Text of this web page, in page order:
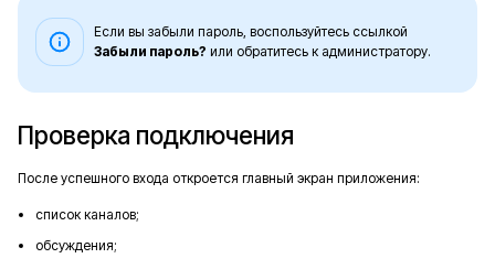
Если вы забыли пароль, воспользуйтесь ссылкой
Забыли пароль? или обратитесь к администратору.
Проверка подключения
После успешного входа откроется главный экран приложения:
список каналов;
обсуждения;